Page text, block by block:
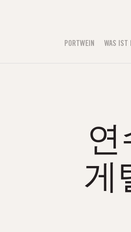
PORTWEIN WAS IST
연
게